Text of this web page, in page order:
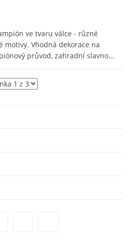
ve tvaru válce - různé
motivy. Vhodná dekorace na
průvod, zahradní slavno…